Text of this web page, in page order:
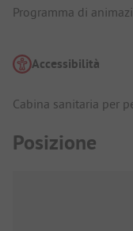
Programma di
Accessibilità
Cabina sanitaria per
Posizione